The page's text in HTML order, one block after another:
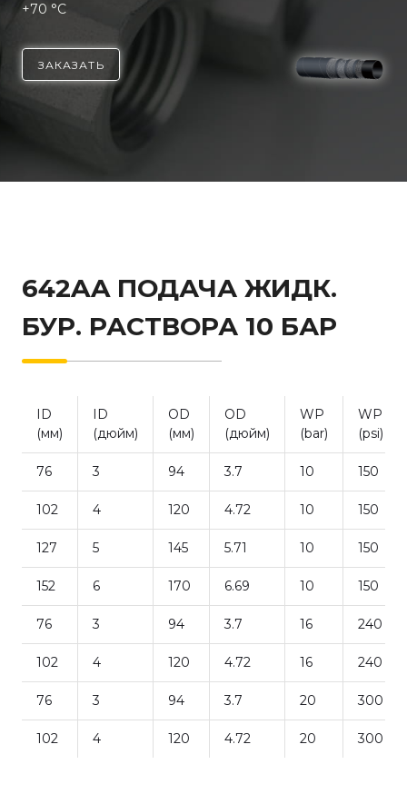
+70 °C
ЗАКАЗАТЬ
642AA ПОДАЧА ЖИДК.
БУР. РАСТВОРА 10 БАР
ID
(мм)
ID
(дюйм)
OD
(мм)
OD
(дюйм)
WP
(bar)
WP
(psi)
76 3 94 3.7 10 150
102 4 120 4.72 10 150
127 5 145 5.71 10 150
152 6 170 6.69 10 150
76 3 94 3.7 16 240
102 4 120 4.72 16 240
76 3 94 3.7 20 300
102 4 120 4.72 20 300